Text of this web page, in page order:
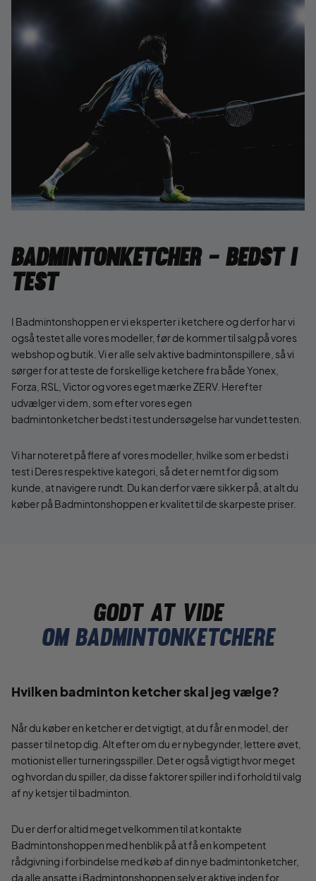
Badmintonketcher - Bedst i
test
I Badmintonshoppen er vi eksperter i ketchere og derfor har vi
også testet alle vores modeller, før de kommer til salg på vores
webshop og butik. Vi er alle selv aktive badmintonspillere, så vi
sørger for at teste de forskellige ketchere fra både Yonex,
Forza, RSL, Victor og vores eget mærke ZERV. Herefter
udvælger vi dem, som efter vores egen
badmintonketcher bedst i test undersøgelse har vundet testen.
Vi har noteret på flere af vores modeller, hvilke som er bedst i
test i Deres respektive kategori, så det er nemt for dig som
kunde, at navigere rundt. Du kan derfor være sikker på, at alt du
køber på Badmintonshoppen er kvalitet til de skarpeste priser.
Godt at vide
Om badmintonketchere
Hvilken badminton ketcher skal jeg vælge?
Når du køber en ketcher er det vigtigt, at du får en model, der
passer til netop dig. Alt efter om du er nybegynder, lettere øvet,
motionist eller turneringsspiller. Det er også vigtigt hvor meget
og hvordan du spiller, da disse faktorer spiller ind i forhold til valg
af ny ketsjer til badminton.
Du er derfor altid meget velkommen til at kontakte
Badmintonshoppen med henblik på at få en kompetent
rådgivning i forbindelse med køb af din nye badmintonketcher,
da alle ansatte i Badmintonshoppen selv er aktive inden for